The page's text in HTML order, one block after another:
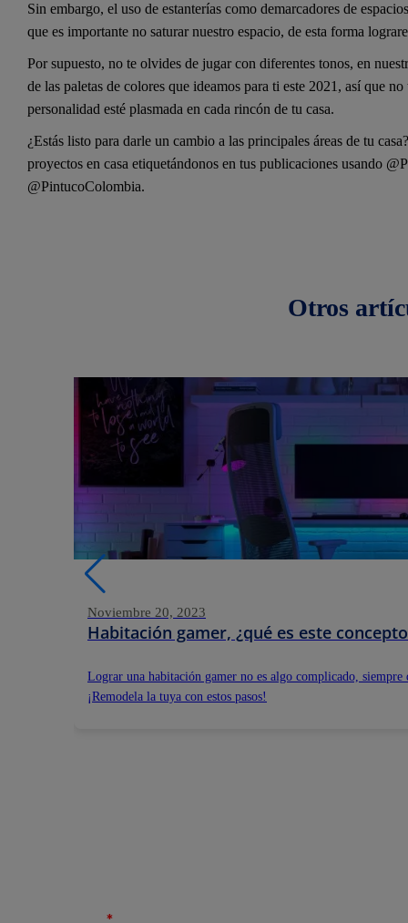
Sin embargo, el uso de estanterías como demarcadores de
que es importante no saturar nuestro espacio, de esta forma
Por supuesto, no te olvides de jugar con diferentes tonos, en
de las paletas de colores que ideamos para ti este 2021, así que
personalidad esté plasmada en cada rincón de tu casa.
¿Estás listo para darle un cambio a las principales áreas de tu
proyectos en casa etiquetándonos en tus publicaciones usando
@PintucoColombia.
Otros
Noviembre 20, 2023
Habitación gamer, ¿qué es este
Lograr una habitación gamer no es algo complicado,
¡Remodela la tuya con estos pasos!